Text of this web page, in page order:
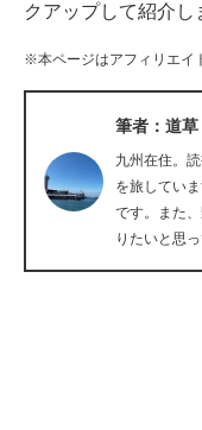
経営リーダーのコミュ
マーケ×ITの今がよく
ITエンジニア向け専
クアップして紹介し
※本ページはアフィリエイ
筆者：道草
九州在住。
を旅してい
です。また
りたいと思っ